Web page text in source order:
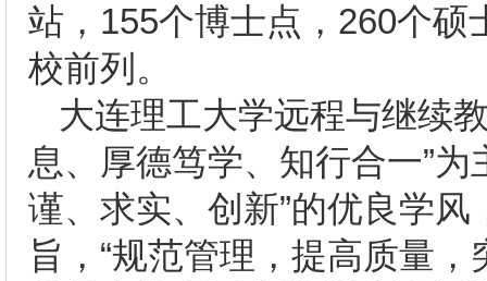
站，155个博士点，260个
校前列。
大连理工大学远程与继续
息、厚德笃学、知行合一”
谨、求实、创新”的优良学风
旨，“规范管理，提高质量